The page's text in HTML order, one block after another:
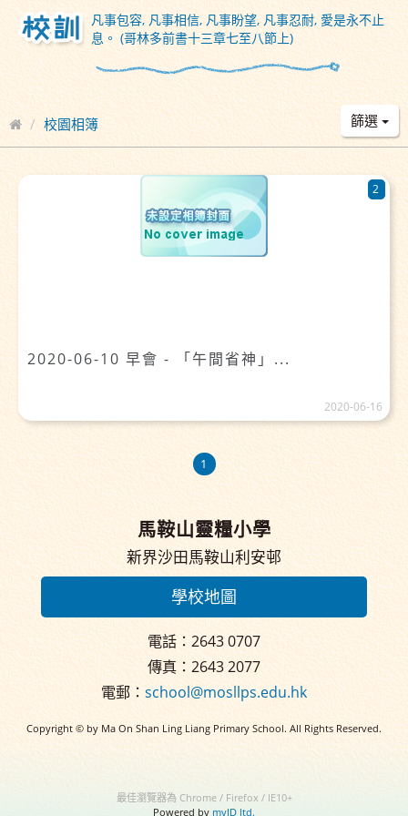
凡事包容, 凡事相信, 凡事盼望, 凡事忍耐, 愛是永不止
息。 (哥林多前書十三章七至八節上)
校園相簿 篩選
2020-06-10 早會 - 「午間省神」...
2
2020-06-16
1
馬鞍山靈糧小學
新界沙田馬鞍山利安邨
學校地圖
電話：2643 0707
傳真：2643 2077
電郵： school@mosllps.edu.hk
Copyright © by Ma On Shan Ling Liang Primary School. All Rights Reserved.
最佳瀏覽器為 Chrome / Firefox / IE10+
Powered by myID ltd.